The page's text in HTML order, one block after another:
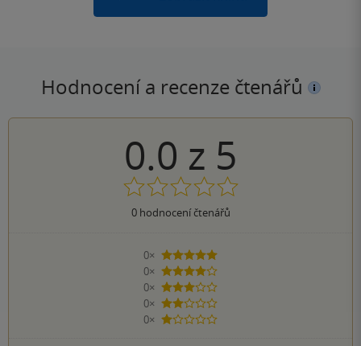
Hodnocení a recenze čtenářů
0.0 z 5
0hodnocení čtenářů
0×
5 hvězdiček
0×
4 hvězdičky
0×
3 hvězdičky
0×
2 hvězdičky
0×
1 hvezdička